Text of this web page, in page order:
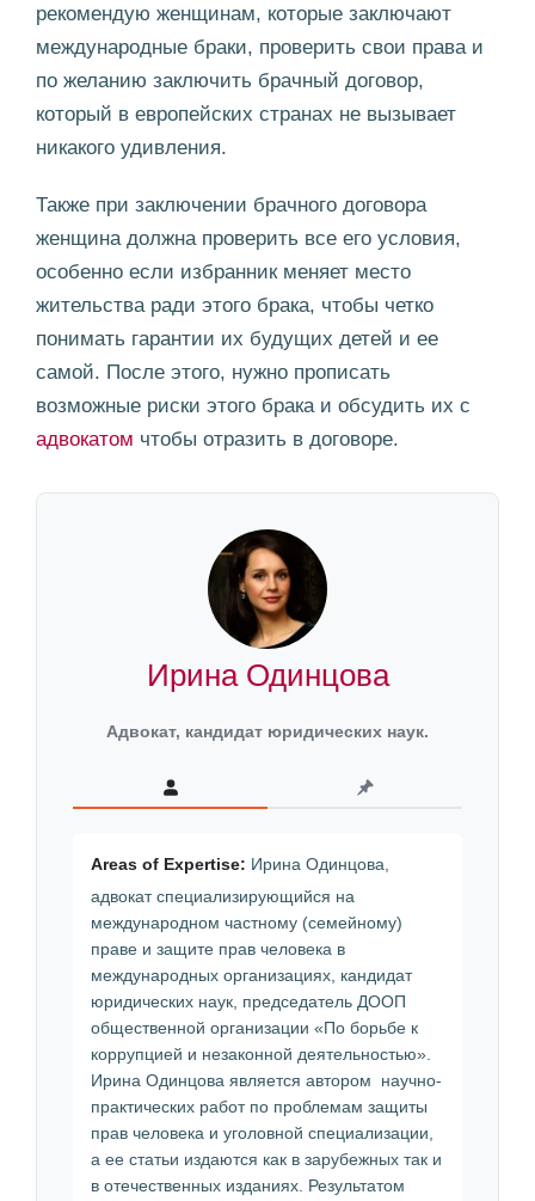
рекомендую женщинам, которые заключают
международные браки, проверить свои права и
по желанию заключить брачный договор,
который в европейских странах не вызывает
никакого удивления.
Также при заключении брачного договора
женщина должна проверить все его условия,
особенно если избранник меняет место
жительства ради этого брака, чтобы четко
понимать гарантии их будущих детей и ее
самой. После этого, нужно прописать
возможные риски этого брака и обсудить их с
адвокатом чтобы отразить в договоре.
Ирина Одинцова
Адвокат, кандидат юридических наук.
Areas of Expertise: Ирина Одинцова,
адвокат специализирующийся на
международном частному (семейному)
праве и защите прав человека в
международных организациях, кандидат
юридических наук, председатель ДООП
общественной организации «По борьбе к
коррупцией и незаконной деятельностью».
Ирина Одинцова является автором научно-
практических работ по проблемам защиты
прав человека и уголовной специализации,
а ее статьи издаются как в зарубежных так и
в отечественных изданиях. Результатом